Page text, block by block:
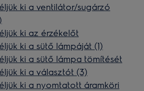
ki a ventilátor/sugárzó
ki az érzékelőt
ki a sütő lámpáját (1)
ki a sütő lámpa tömítését
ki a választót (3)
ki a nyomtatott áramköri